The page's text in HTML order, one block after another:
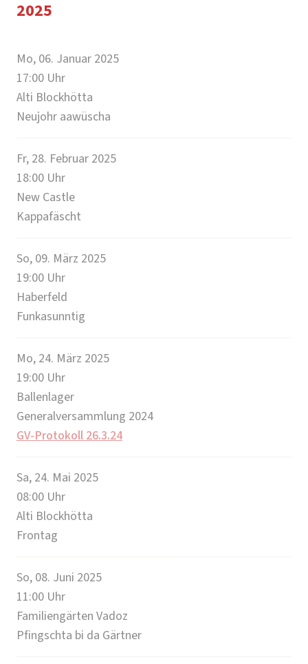
2025
Mo, 06. Januar 2025
17:00 Uhr
Alti Blockhötta
Neujohr aawüscha
Fr, 28. Februar 2025
18:00 Uhr
New Castle
Kappafäscht
So, 09. März 2025
19:00 Uhr
Haberfeld
Funkasunntig
Mo, 24. März 2025
19:00 Uhr
Ballenlager
Generalversammlung 2024
GV-Protokoll 26.3.24
Sa, 24. Mai 2025
08:00 Uhr
Alti Blockhötta
Frontag
So, 08. Juni 2025
11:00 Uhr
Familiengärten Vadoz
Pfingschta bi da Gärtner